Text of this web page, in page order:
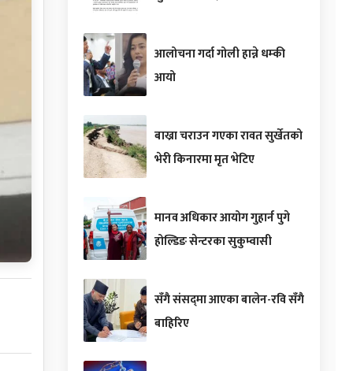
आलोचना गर्दा गोली हान्ने धम्की
आयो
बाख्रा चराउन गएका रावत सुर्खेतको
भेरी किनारमा मृत भेटिए
मानव अधिकार आयोग गुहार्न पुगे
होल्डिङ सेन्टरका सुकुम्वासी
सँगै संसद्‌मा आएका बालेन-रवि सँगै
बाहिरिए